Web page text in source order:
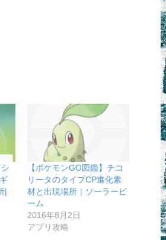
|
【ポケモンGO図鑑】チコ
リータのタイプCP進化素
材と出現場所｜ソーラービ
ーム
2016年8月2日
アプリ攻略